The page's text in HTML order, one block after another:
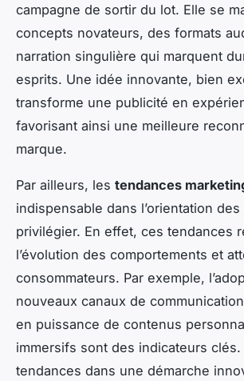
campagne de sortir du lot. Elle se
concepts novateurs, des formats
narration singulière qui marquent
esprits. Une idée innovante, bien
transforme une publicité en
favorisant ainsi une meilleure
marque.
Par ailleurs, les tendances
indispensable dans l’orientation
privilégier. En effet, ces tendances
l’évolution des comportements et
consommateurs. Par exemple,
nouveaux canaux de
en puissance de contenus
immersifs sont des indicateurs
tendances dans une démarche